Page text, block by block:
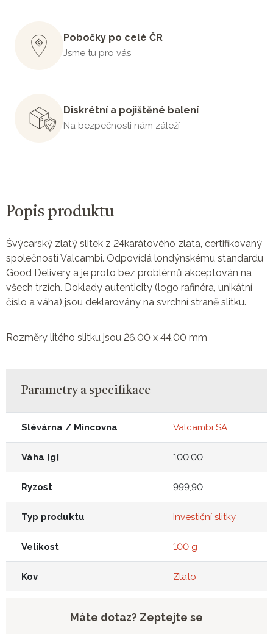
Pobočky po celé ČR
Jsme tu pro vás
Diskrétní a pojištěné balení
Na bezpečnosti nám záleží
Popis produktu
Švýcarský zlatý slitek z 24karátového zlata, certifikovaný
společností Valcambi. Odpovídá londýnskému standardu
Good Delivery a je proto bez problémů akceptován na
všech trzích. Doklady autenticity (logo rafinéra, unikátní
číslo a váha) jsou deklarovány na svrchní straně slitku.
Rozměry litého slitku jsou 26.00 x 44.00 mm
Parametry a specifikace
Slévárna / Mincovna Valcambi SA
Váha [g] 100,00
Ryzost 999,90
Typ produktu Investiční slitky
Velikost 100 g
Kov Zlato
Máte dotaz? Zeptejte se